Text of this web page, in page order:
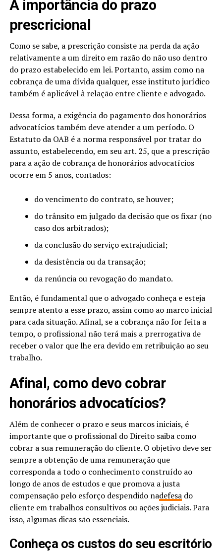
A importância do prazo
prescricional
Como se sabe, a prescrição consiste na perda da ação
relativamente a um direito em razão do não uso dentro
do prazo estabelecido em lei. Portanto, assim como na
cobrança de uma dívida qualquer, esse instituto jurídico
também é aplicável à relação entre cliente e advogado.
Dessa forma, a exigência do pagamento dos honorários
advocatícios também deve atender a um período. O
Estatuto da OAB é a norma responsável por tratar do
assunto, estabelecendo, em seu art. 25, que a prescrição
para a ação de cobrança de honorários advocatícios
ocorre em 5 anos, contados:
do vencimento do contrato, se houver;
do trânsito em julgado da decisão que os fixar (no
caso dos arbitrados);
da conclusão do serviço extrajudicial;
da desistência ou da transação;
da renúncia ou revogação do mandato.
Então, é fundamental que o advogado conheça e esteja
sempre atento a esse prazo, assim como ao marco inicial
para cada situação. Afinal, se a cobrança não for feita a
tempo, o profissional não terá mais a prerrogativa de
receber o valor que lhe era devido em retribuição ao seu
trabalho.
Afinal, como devo cobrar
honorários advocatícios?
Além de conhecer o prazo e seus marcos iniciais, é
importante que o profissional do Direito saiba como
cobrar a sua remuneração do cliente. O objetivo deve ser
sempre a obtenção de uma remuneração que
corresponda a todo o conhecimento construído ao
longo de anos de estudos e que promova a justa
compensação pelo esforço despendido nadefesado
cliente em trabalhos consultivos ou ações judiciais. Para
isso, algumas dicas são essenciais.
Conheça os custos do seu escritório